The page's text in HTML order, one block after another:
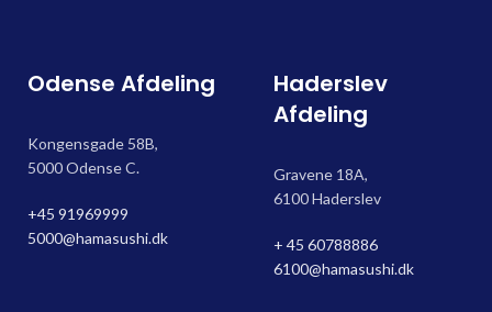
Odense Afdeling
Kongensgade 58B,
5000 Odense C.
+45 91969999
5000@hamasushi.dk
Haderslev
Afdeling
Gravene 18A,
6100 Haderslev
+ 45 60788886
6100@hamasushi.dk